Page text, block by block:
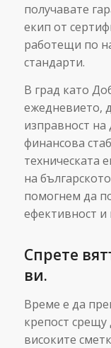
получавате
екип от
работещи по
стандарти.
В град като
ежедневието,
изправност на
финансова
техническата
на
помогнем да
ефективност
Спрете
ви.
Време е да
крепост
високите